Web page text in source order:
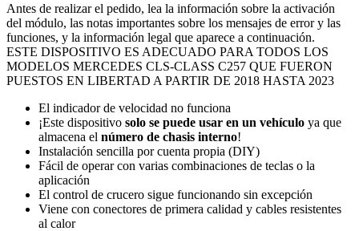
Antes de realizar el pedido, lea la información sobre la activación
del módulo, las notas importantes sobre los mensajes de error y las
funciones, y la información legal que aparece a continuación.
ESTE DISPOSITIVO ES ADECUADO PARA TODOS LOS
MODELOS MERCEDES CLS-CLASS C257 QUE FUERON
PUESTOS EN LIBERTAD A PARTIR DE 2018 HASTA 2023
El indicador de velocidad no funciona
¡Este dispositivo solo se puede usar en un vehículo ya que
almacena el número de chasis interno!
Instalación sencilla por cuenta propia (DIY)
Fácil de operar con varias combinaciones de teclas o la
aplicación
El control de crucero sigue funcionando sin excepción
Viene con conectores de primera calidad y cables resistentes
al calor